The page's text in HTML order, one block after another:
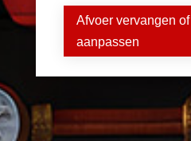
Afvoer vervangen
aanpassen